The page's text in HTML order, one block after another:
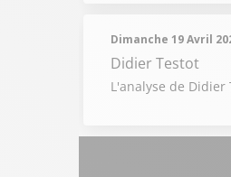
Dimanche 19 Avril
Didier Testot
L'analyse de